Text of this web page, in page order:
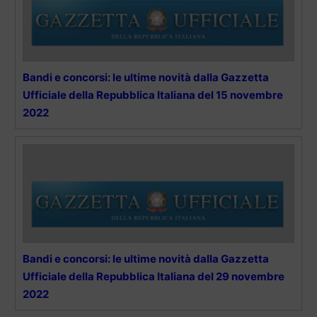
Bandi e concorsi: le ultime novità dalla Gazzetta
Ufficiale della Repubblica Italiana del 15 novembre
2022
Bandi e concorsi: le ultime novità dalla Gazzetta
Ufficiale della Repubblica Italiana del 29 novembre
2022